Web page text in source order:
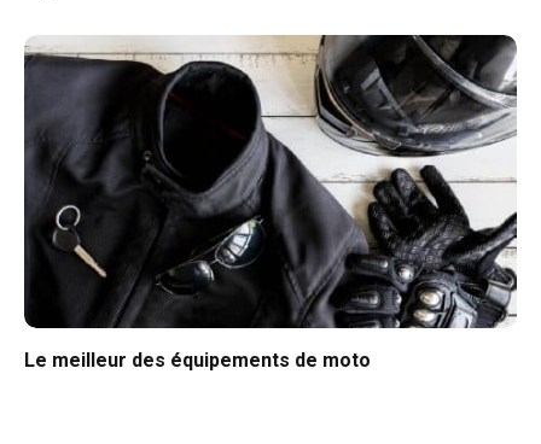
Le meilleur des équipements de moto